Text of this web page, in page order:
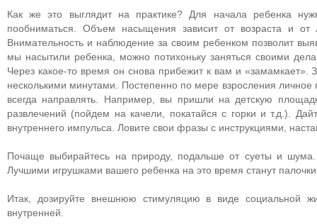
Как же это выглядит на практике? Для начала ребенка
пообниматься. Объем насыщения зависит от возраста и
Внимательность и наблюдение за своим ребенком позволит
мы насытили ребенка, можно потихоньку заняться своими
Через какое-то время он снова прибежит к вам и
несколькими минутами. Постепенно по мере взросления личное
всегда направлять. Например, вы пришли на детскую
развлечений (пойдем на качели, покатайся с горки и т.д.).
внутреннего импульса. Ловите свои фразы с инструкциями,
Почаще выбирайтесь на природу, подальше от суеты и
Лучшими игрушками вашего ребенка на это время станут
Итак, дозируйте внешнюю стимуляцию в виде социальной
внутренней.